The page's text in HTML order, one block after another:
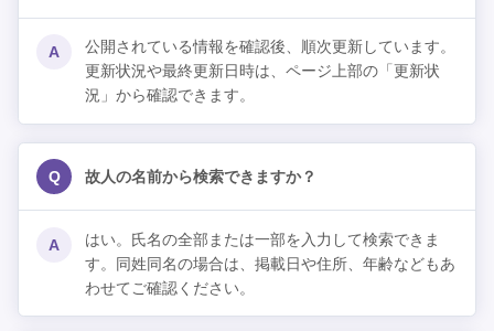
A
公開されている情報を確認後、順次更新しています。
更新状況や最終更新日時は、ページ上部の「更新状
況」から確認できます。
Q 故人の名前から検索できますか？
A
はい。氏名の全部または一部を入力して検索できま
す。同姓同名の場合は、掲載日や住所、年齢などもあ
わせてご確認ください。